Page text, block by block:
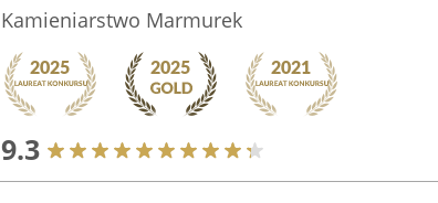
Kamieniarstwo Marmurek
9.3